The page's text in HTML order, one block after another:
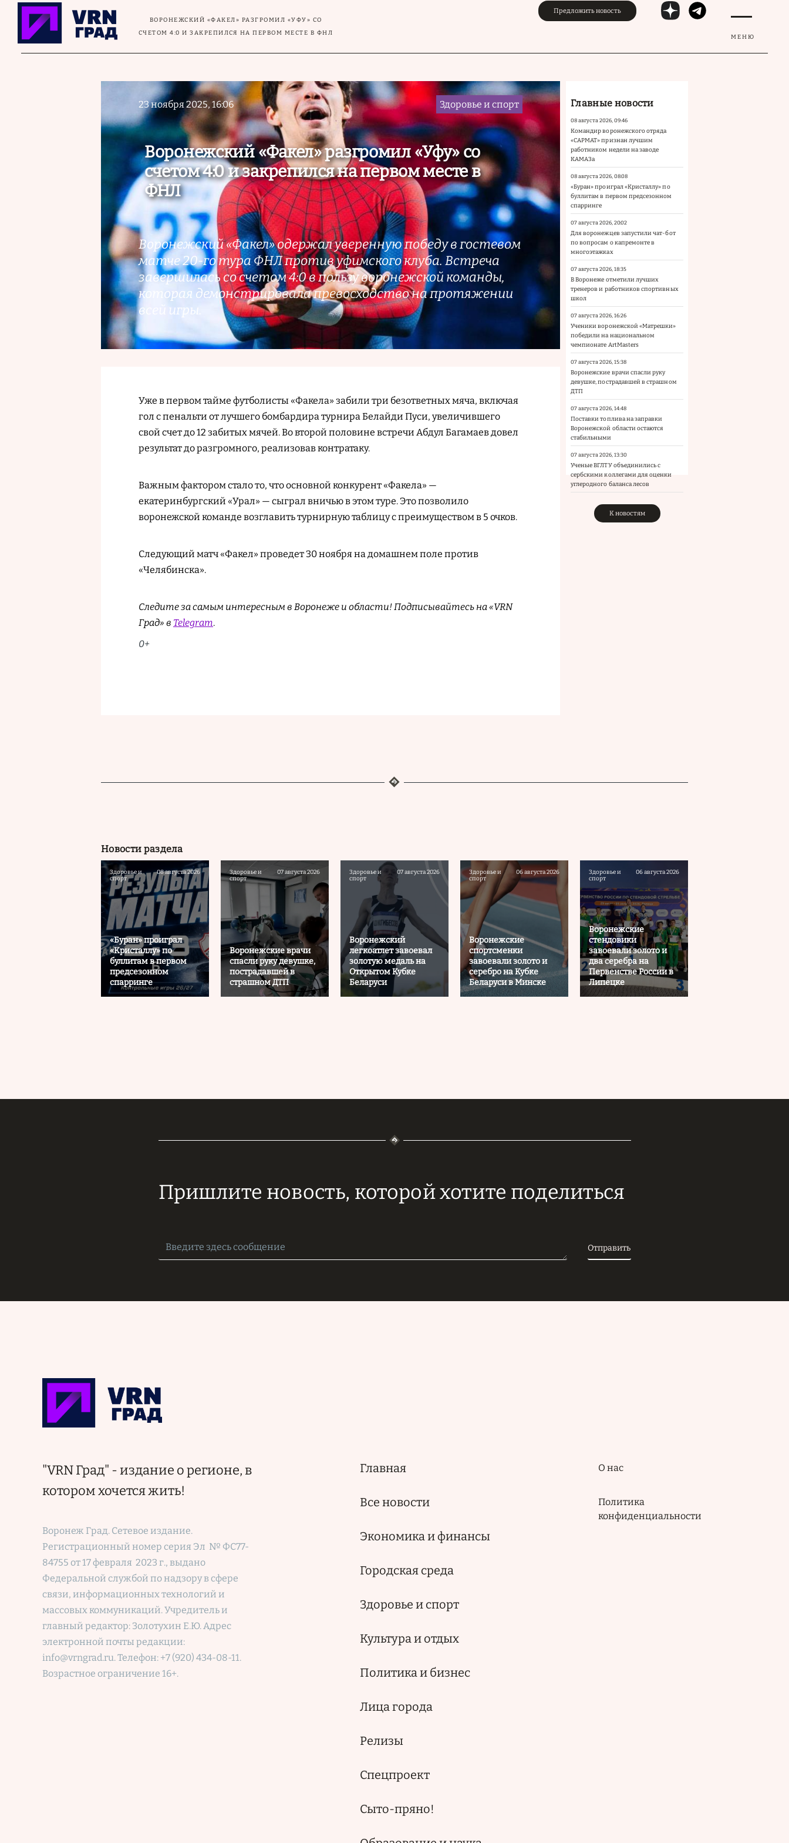
Перейти к основному содержанию
МЕНЮ
ВОРОНЕЖСКИЙ «ФАКЕЛ» РАЗГРОМИЛ «УФУ» СО
СЧЕТОМ 4:0 И ЗАКРЕПИЛСЯ НА ПЕРВОМ МЕСТЕ В ФНЛ
Предложить новость
23 ноября 2025, 16:06 Здоровье и спорт
Воронежский «Факел» разгромил «Уфу» со
счетом 4:0 и закрепился на первом месте в
ФНЛ
Воронежский «Факел» одержал уверенную победу в гостевом
матче 20-го тура ФНЛ против уфимского клуба. Встреча
завершилась со счетом 4:0 в пользу воронежской команды,
которая демонстрировала превосходство на протяжении
всей игры.
Уже в первом тайме футболисты «Факела» забили три безответных мяча, включая
гол с пенальти от лучшего бомбардира турнира Белайди Пуси, увеличившего
свой счет до 12 забитых мячей. Во второй половине встречи Абдул Багамаев довел
результат до разгромного, реализовав контратаку.
Важным фактором стало то, что основной конкурент «Факела» —
екатеринбургский «Урал» — сыграл вничью в этом туре. Это позволило
воронежской команде возглавить турнирную таблицу с преимуществом в 5 очков.
Следующий матч «Факел» проведет 30 ноября на домашнем поле против
«Челябинска».
Следите за самым интересным в Воронеже и области! Подписывайтесь на «VRN
Град» в Telegram.
0+
Главные новости
08 августа 2026, 09:46
Командир воронежского отряда
«САРМАТ» признан лучшим
работником недели на заводе
КАМАЗа
08 августа 2026, 08:08
«Буран» проиграл «Кристаллу» по
буллитам в первом предсезонном
спарринге
07 августа 2026, 20:02
Для воронежцев запустили чат-бот
по вопросам о капремонте в
многоэтажках
07 августа 2026, 18:35
В Воронеже отметили лучших
тренеров и работников спортивных
школ
07 августа 2026, 16:26
Ученики воронежской «Матрешки»
победили на национальном
чемпионате ArtMasters
07 августа 2026, 15:38
Воронежские врачи спасли руку
девушке, пострадавшей в страшном
ДТП
07 августа 2026, 14:48
Поставки топлива на заправки
Воронежской области остаются
стабильными
07 августа 2026, 13:30
Ученые ВГЛТУ объединились с
сербскими коллегами для оценки
углеродного баланса лесов
К новостям
Новости раздела
Здоровье и
спорт
08 августа 2026
«Буран» проиграл
«Кристаллу» по
буллитам в первом
предсезонном
спарринге
Здоровье и
спорт
07 августа 2026
Воронежские врачи
спасли руку девушке,
пострадавшей в
страшном ДТП
Здоровье и
спорт
07 августа 2026
Воронежский
легкоатлет завоевал
золотую медаль на
Открытом Кубке
Беларуси
Здоровье и
спорт
06 августа 2026
Воронежские
спортсменки
завоевали золото и
серебро на Кубке
Беларуси в Минске
Здоровье и
спорт
06 августа 2026
Воронежские
стендовики
завоевали золото и
два серебра на
Первенстве России в
Липецке
Пришлите новость, которой хотите поделиться
"VRN Град" - издание о регионе, в
котором хочется жить!
Воронеж Град. Сетевое издание.
Регистрационный номер серия Эл № ФС77-
84755 от 17 февраля 2023 г., выдано
Федеральной службой по надзору в сфере
связи, информационных технологий и
массовых коммуникаций. Учредитель и
главный редактор: Золотухин Е.Ю. Адрес
электронной почты редакции:
info@vrngrad.ru. Телефон: +7 (920) 434-08-11.
Возрастное ограничение 16+.
Основная
Главная
Все новости
Экономика и финансы
Городская среда
Здоровье и спорт
Культура и отдых
Политика и бизнес
Лица города
Релизы
Спецпроект
Сыто-пряно!
Подвал
О нас
Политика
конфиденциальности